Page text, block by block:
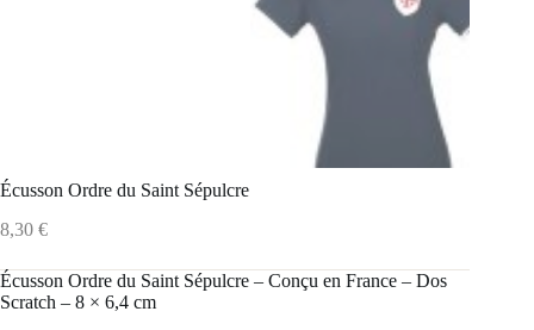
Écusson Ordre du Saint Sépulcre
8,30 €
️Écusson Ordre du Saint Sépulcre – Conçu en France – Dos
Scratch – 8 × 6,4 cm